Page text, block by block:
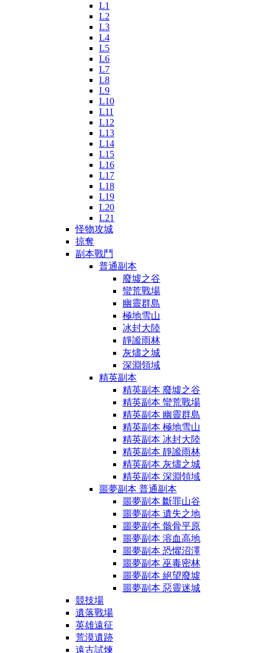
L1
L2
L3
L4
L5
L6
L7
L8
L9
L10
L11
L12
L13
L14
L15
L16
L17
L18
L19
L20
L21
怪物攻城
掠奪
副本戰鬥
普通副本
廢墟之谷
蠻荒戰場
幽靈群島
極地雪山
冰封大陸
靜謐雨林
灰燼之城
深淵領域
精英副本
精英副本 廢墟之谷
精英副本 蠻荒戰場
精英副本 幽靈群島
精英副本 極地雪山
精英副本 冰封大陸
精英副本 靜謐雨林
精英副本 灰燼之城
精英副本 深淵領域
噩夢副本 普通副本
噩夢副本 斷罪山谷
噩夢副本 遺失之地
噩夢副本 骸骨平原
噩夢副本 溶血高地
噩夢副本 恐懼沼澤
噩夢副本 巫毒密林
噩夢副本 絕望廢墟
噩夢副本 惡靈迷城
競技場
遺落戰場
英雄遠征
荒漠遺跡
遠古試煉